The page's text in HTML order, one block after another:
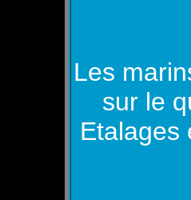
Les
sur le
Etalages